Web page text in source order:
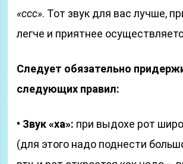
«ссс». Тот звук для вас лучше,
легче и приятнее
Следует обязательно
следующих правил:
• Звук «ха»: при выдохе рот
(для этого надо поднести